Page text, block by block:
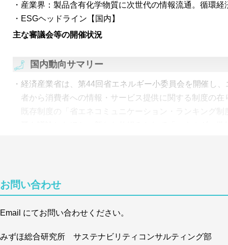
産業界：製品含有化学物質に次世代の情報流通。循環
ESGヘッドライン【国内】
主な審議会等の開催状況
国内動向サマリー
経済産業省は、第44回省エネルギー小委員会を開催し
者から消費者への情報・サービス提供に関する制度の在
既存制度の「省エネコミュニケーション・ランキング
「貢献」「特定・測定・管理」「市場変革等の支援」の
示し、発展途上であるインパクト投資分野の普及を後押
環境省・農林水産省・経済産業省・国土交通省はネイ
移行戦略を公表。個々の企業がネイチャーポジティブ
お問い合わせ
Email にてお問い合わせください。
みずほ総合研究所 サステナビリティコンサルティング部